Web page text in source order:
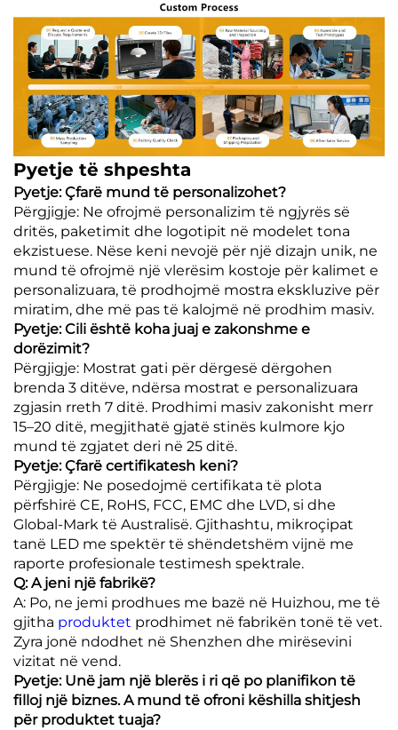
Pyetje të shpeshta
Pyetje: Çfarë mund të personalizohet?
Përgjigje: Ne ofrojmë personalizim të ngjyrës së
dritës, paketimit dhe logotipit në modelet tona
ekzistuese. Nëse keni nevojë për një dizajn unik, ne
mund të ofrojmë një vlerësim kostoje për kalimet e
personalizuara, të prodhojmë mostra ekskluzive për
miratim, dhe më pas të kalojmë në prodhim masiv.
Pyetje: Cili është koha juaj e zakonshme e
dorëzimit?
Përgjigje: Mostrat gati për dërgesë dërgohen
brenda 3 ditëve, ndërsa mostrat e personalizuara
zgjasin rreth 7 ditë. Prodhimi masiv zakonisht merr
15–20 ditë, megjithatë gjatë stinës kulmore kjo
mund të zgjatet deri në 25 ditë.
Pyetje: Çfarë certifikatesh keni?
Përgjigje: Ne posedojmë certifikata të plota
përfshirë CE, RoHS, FCC, EMC dhe LVD, si dhe
Global-Mark të Australisë. Gjithashtu, mikroçipat
tanë LED me spektër të shëndetshëm vijnë me
raporte profesionale testimesh spektrale.
Q: A jeni një fabrikë?
A: Po, ne jemi prodhues me bazë në Huizhou, me të
gjitha produktet prodhimet në fabrikën tonë të vet.
Zyra jonë ndodhet në Shenzhen dhe mirësevini
vizitat në vend.
Pyetje: Unë jam një blerës i ri që po planifikon të
filloj një biznes. A mund të ofroni këshilla shitjesh
për produktet tuaja?